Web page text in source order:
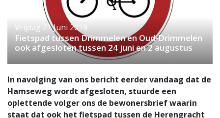
Vrijdag 21 Juni 2019
Fietspad tussen Drimmelen en Oud-Drimmelen
ook afgesloten tussen 24 juni en 2 augustus
In navolging van ons bericht eerder vandaag dat de
Hamseweg wordt afgesloten, stuurde een
oplettende volger ons de bewonersbrief waarin
staat dat ook het fietspad tussen de Herengracht